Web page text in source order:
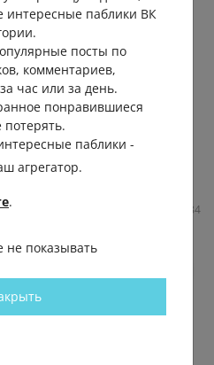
Картинки со смыслом или
без...
384
интересные паблики ВК
посты по
комментариев,
час или за день.
понравившиеся
паблики -
агрегатор.
.
не показывать